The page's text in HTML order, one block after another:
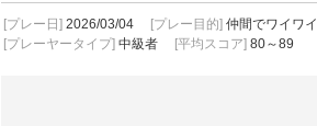
[プレー日] 2026/03/04 [プレー目的] 仲間でワイワイ
[プレーヤータイプ] 中級者 [平均スコア] 80～89